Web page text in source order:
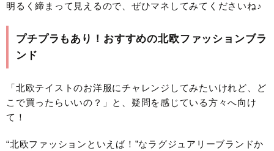
明るく締まって見えるので、ぜひマネしてみてくださいね♪
プチプラもあり！おすすめの北欧ファッションブラ
ンド
「北欧テイストのお洋服にチャレンジしてみたいけれど、ど
こで買ったらいいの？」と、疑問を感じている方々へ向け
て！
“北欧ファッションといえば！”なラグジュアリーブランドか